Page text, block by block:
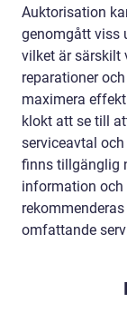
Auktorisation
genomgått viss
vilket är särskilt
reparationer
maximera
klokt att se till
serviceavtal
finns tillgänglig
information och
rekommenderas
omfattande